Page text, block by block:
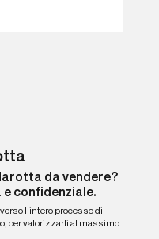
da vendere?
confidenziale.
l'intero processo di
per valorizzarli al massimo.